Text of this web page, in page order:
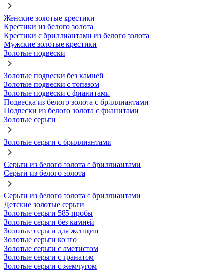
Женские золотые крестики
Крестики из белого золота
Крестики с бриллиантами из белого золота
Мужские золотые крестики
Золотые подвески
Золотые подвески без камней
Золотые подвески с топазом
Золотые подвески с фианитами
Подвеска из белого золота с бриллиантами
Подвески из белого золота с фианитами
Золотые серьги
Золотые серьги с бриллиантами
Серьги из белого золота с бриллиантами
Серьги из белого золота
Серьги из белого золота с бриллиантами
Детские золотые серьги
Золотые серьги 585 пробы
Золотые серьги без камней
Золотые серьги для женщин
Золотые серьги конго
Золотые серьги с аметистом
Золотые серьги с гранатом
Золотые серьги с жемчугом